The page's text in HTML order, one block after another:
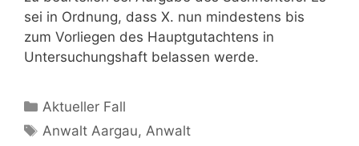
sei in Ordnung, dass X. nun mindestens bis
zum Vorliegen des Hauptgutachtens in
Untersuchungshaft belassen werde.
Aktueller Fall
Anwalt Aargau,Anwalt